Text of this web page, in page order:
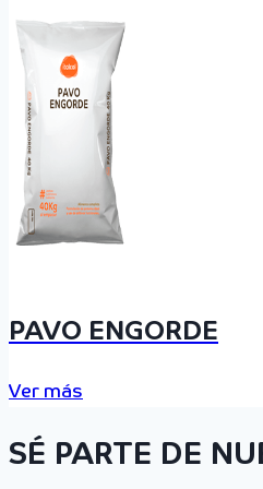
PAVO ENGORDE
Ver más
SÉ PARTE DE